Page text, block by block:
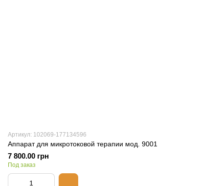
Артикул: 102069-177134596
Аппарат для микротоковой терапии мод. 9001
7 800.00 грн
Под заказ